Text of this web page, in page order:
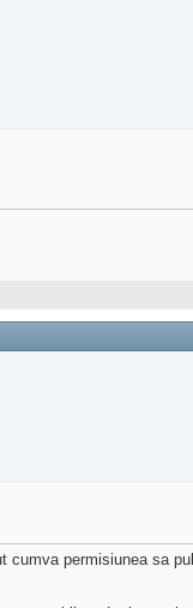
permisiunea sa